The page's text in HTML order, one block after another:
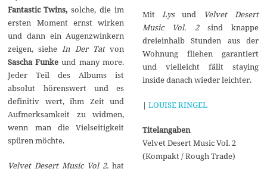
Fantastic Twins, solche, die im
ersten Moment ernst wirken
und dann ein Augenzwinkern
zeigen, sieheIn Der Tatvon
Sascha Funkeund many more.
Jeder Teil des Albums ist
absolut hörenswert und es
definitiv wert, ihm Zeit und
Aufmerksamkeit zu widmen,
wenn man die Vielseitigkeit
spüren möchte.
Velvet Desert Music Vol 2.hat
Mit Lys und
Velvet Desert
Music Vol. 2 sind knappe
dreieinhalb Stunden aus der
Wohnung fliehen garantiert
und vielleicht fällt staying
inside danach wieder leichter.
| LOUISE RINGEL
Titelangaben
Velvet Desert Music Vol. 2
(Kompakt / Rough Trade)